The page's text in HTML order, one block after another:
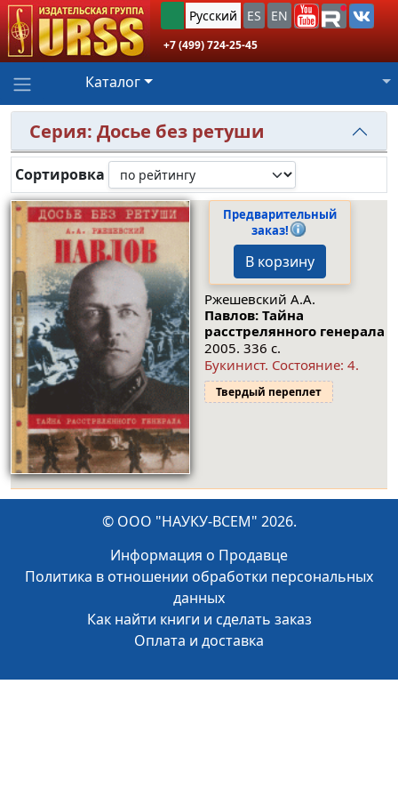
Русский ES EN
+7 (499) 724-25-45
Каталог
Серия: Досье без ретуши
Сортировка
Предварительный
заказ!
В корзину
Ржешевский А.А.
Павлов: Тайна
расстрелянного генерала
2005. 336 с.
Букинист. Состояние: 4.
Твердый переплет
© ООО "НАУКУ-ВСЕМ" 2026.
Информация о Продавце
Политика в отношении обработки персональных
данных
Как найти книги и сделать заказ
Оплата и доставка